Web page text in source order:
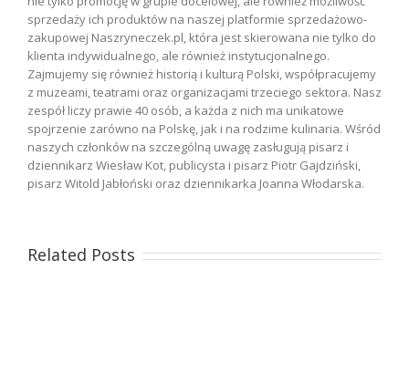
sprzedaży ich produktów na naszej platformie sprzedażowo-
zakupowej Naszryneczek.pl, która jest skierowana nie tylko do
klienta indywidualnego, ale również instytucjonalnego.
Zajmujemy się również historią i kulturą Polski, współpracujemy
z muzeami, teatrami oraz organizacjami trzeciego sektora. Nasz
zespół liczy prawie 40 osób, a każda z nich ma unikatowe
spojrzenie zarówno na Polskę, jak i na rodzime kulinaria. Wśród
naszych członków na szczególną uwagę zasługują pisarz i
dziennikarz Wiesław Kot, publicysta i pisarz Piotr Gajdziński,
pisarz Witold Jabłoński oraz dziennikarka Joanna Włodarska.
Related Posts